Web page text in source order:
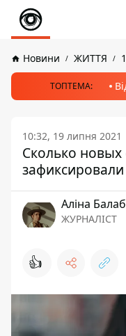
Новини ЖИТТЯ
ТОПТЕМА:
10:32, 19 липня 2021
Сколько новых
Аліна
ЖУРНАЛІСТ
👍